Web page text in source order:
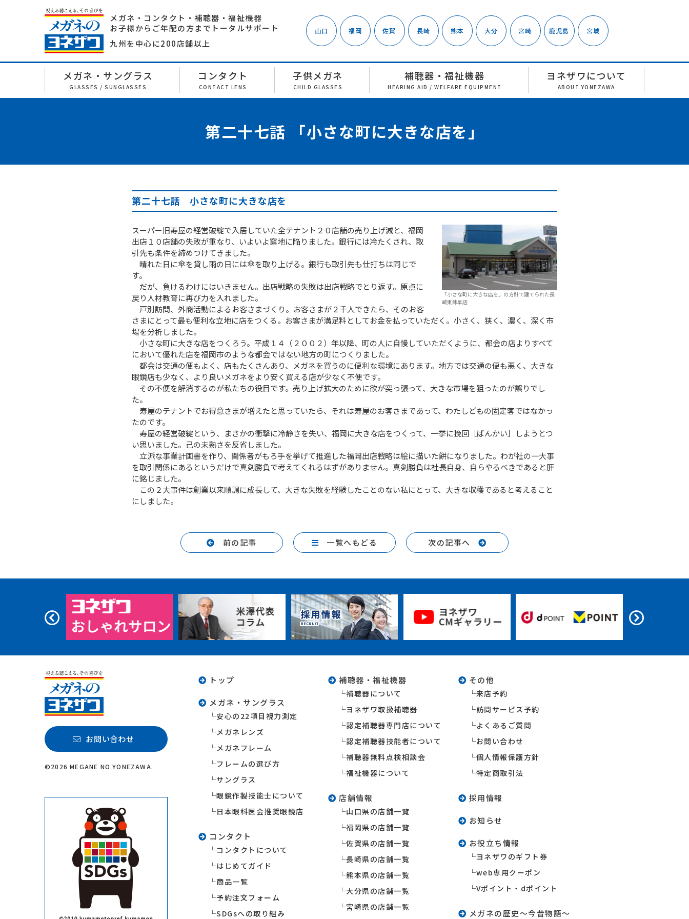
メガネ・コンタクト・補聴器・福祉機器
お子様からご年配の方までトータルサポート
九州を中心に200店舗以上
山口 福岡 佐賀 長崎 熊本 大分 宮崎 鹿児島 宮城
メガネ・サングラス
GLASSES / SUNGLASSES
コンタクト
CONTACT LENS
子供メガネ
CHILD GLASSES
補聴器・福祉機器
HEARING AID / WELFARE EQUIPMENT
ヨネザワについて
ABOUT YONEZAWA
第二十七話 「小さな町に大きな店を」
第二十七話 小さな町に大きな店を
「小さな町に大きな店を」の方針で建てられた長
崎東諫早店
スーパー旧寿屋の経営破綻で入居していた全テナント２０店舗の売り上げ減と、福岡
出店１０店舗の失敗が重なり、いよいよ窮地に陥りました。銀行には冷たくされ、取
引先も条件を締めつけてきました。
晴れた日に傘を貸し雨の日には傘を取り上げる。銀行も取引先も仕打ちは同じで
す。
だが、負けるわけにはいきません。出店戦略の失敗は出店戦略でとり返す。原点に
戻り人材教育に再び力を入れました。
戸別訪問、外商活動によるお客さまづくり。お客さまが２千人できたら、そのお客
さまにとって最も便利な立地に店をつくる。お客さまが満足料としてお金を払っていただく。小さく、狭く、濃く、深く市
場を分析しました。
小さな町に大きな店をつくろう。平成１４（２００２）年以降、町の人に自慢していただくように、都会の店よりすべて
において優れた店を福岡市のような都会ではない地方の町につくりました。
都会は交通の便もよく、店もたくさんあり、メガネを買うのに便利な環境にあります。地方では交通の便も悪く、大きな
眼鏡店も少なく、より良いメガネをより安く買える店が少なく不便です。
その不便を解消するのが私たちの役目です。売り上げ拡大のために欲が突っ張って、大きな市場を狙ったのが誤りでし
た。
寿屋のテナントでお得意さまが増えたと思っていたら、それは寿屋のお客さまであって、わたしどもの固定客ではなかっ
たのです。
寿屋の経営破綻という、まさかの衝撃に冷静さを失い、福岡に大きな店をつくって、一挙に挽回［ばんかい］しようとつ
い思いました。己の未熟さを反省しました。
立派な事業計画書を作り、関係者がもろ手を挙げて推進した福岡出店戦略は絵に描いた餅になりました。わが社の一大事
を取引関係にあるというだけで真剣勝負で考えてくれるはずがありません。真剣勝負は社長自身、自らやるべきであると肝
に銘じました。
この２大事件は創業以来順調に成長して、大きな失敗を経験したことのない私にとって、大きな収穫であると考えること
にしました。
前の記事 一覧へもどる 次の記事へ
お問い合わせ
©2026 MEGANE NO YONEZAWA.
トップ
メガネ・サングラス
安心の22項目視力測定
メガネレンズ
メガネフレーム
フレームの選び方
サングラス
眼鏡作製技能士について
日本眼科医会推奨眼鏡店
コンタクト
コンタクトについて
はじめてガイド
商品一覧
予約注文フォーム
SDGsへの取り組み
補聴器・福祉機器
補聴器について
ヨネザワ取扱補聴器
認定補聴器専門店について
認定補聴器技能者について
補聴器無料点検相談会
福祉機器について
店舗情報
山口県の店舗一覧
福岡県の店舗一覧
佐賀県の店舗一覧
長崎県の店舗一覧
熊本県の店舗一覧
大分県の店舗一覧
宮崎県の店舗一覧
その他
来店予約
訪問サービス予約
よくあるご質問
お問い合わせ
個人情報保護方針
特定商取引法
採用情報
お知らせ
お役立ち情報
ヨネザワのギフト券
web専用クーポン
Vポイント・dポイント
メガネの歴史〜今昔物語〜